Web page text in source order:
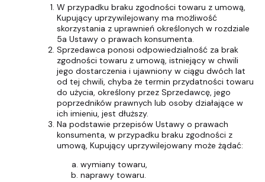
W przypadku braku zgodności towaru z umową,
Kupujący uprzywilejowany ma możliwość
skorzystania z uprawnień określonych w rozdziale
5a Ustawy o prawach konsumenta.
Sprzedawca ponosi odpowiedzialność za brak
zgodności towaru z umową, istniejący w chwili
jego dostarczenia i ujawniony w ciągu dwóch lat
od tej chwili, chyba że termin przydatności towaru
do użycia, określony przez Sprzedawcę, jego
poprzedników prawnych lub osoby działające w
ich imieniu, jest dłuższy.
Na podstawie przepisów Ustawy o prawach
konsumenta, w przypadku braku zgodności z
umową, Kupujący uprzywilejowany może żądać:
wymiany towaru,
naprawy towaru.